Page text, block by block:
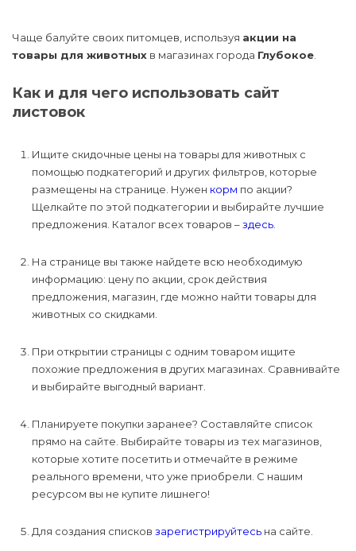
Чаще балуйте своих питомцев, используя акции на
товары для животных в магазинах города Глубокое
Как и для чего использовать сайт
листовок
Ищите скидочные цены на товары для животных с
помощью подкатегорий и других фильтров, которые
размещены на странице. Нужен корм по акции?
Щелкайте по этой подкатегории и выбирайте лучшие
предложения. Каталог всех товаров –здесь
На странице вы также найдете всю необходимую
информацию: цену по акции, срок действия
предложения, магазин, где можно найти товары для
животных со скидками.
При открытии страницы с одним товаром ищите
похожие предложения в других магазинах. Сравнивайте
и выбирайте выгодный вариант.
Планируете покупки заранее? Составляйте список
прямо на сайте. Выбирайте товары из тех магазинов,
которые хотите посетить и отмечайте в режиме
реального времени, что уже приобрели. С нашим
ресурсом вы не купите лишнего!
Для создания списков зарегистрируйтесь на сайте.